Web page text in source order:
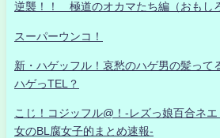
逆襲！！ 極道のオカマたち編（おもし
スーパーウンコ！
新・ハゲッフル！哀愁のハゲ男の髪って
ハゲっTEL？
こじ！コジッフル@！-レズっ娘百合ネ
女のBL腐女子的まとめ速報-